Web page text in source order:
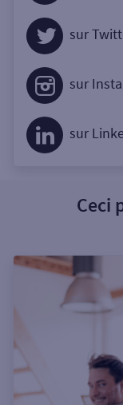
sur
sur
sur
Ceci